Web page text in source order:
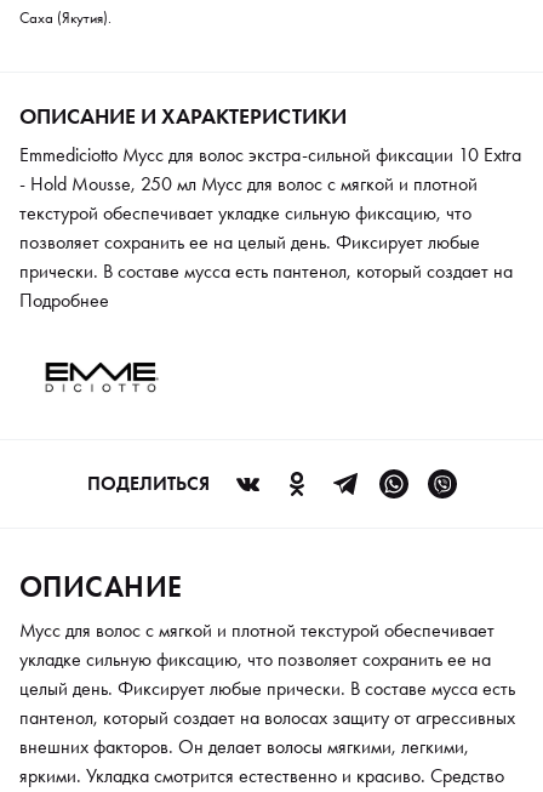
Саха (Якутия).
ОПИСАНИЕ И ХАРАКТЕРИСТИКИ
Emmediciotto Мусс для волос экстра-сильной фиксации 10 Extra
- Hold Mousse, 250 мл Мусс для волос с мягкой и плотной
текстурой обеспечивает укладке сильную фиксацию, что
позволяет сохранить ее на целый день. Фиксирует любые
прически. В составе мусса есть пантенол, который создает на
волосах защиту от агрессивных внешних факторов. Он делает
естественно и красиво. Средство подходит для любого типа
волос.
Подробнее
ПОДЕЛИТЬСЯ
ОПИСАНИЕ
Мусс для волос с мягкой и плотной текстурой обеспечивает
укладке сильную фиксацию, что позволяет сохранить ее на
целый день. Фиксирует любые прически. В составе мусса есть
пантенол, который создает на волосах защиту от агрессивных
внешних факторов. Он делает волосы мягкими, легкими,
яркими. Укладка смотрится естественно и красиво. Средство